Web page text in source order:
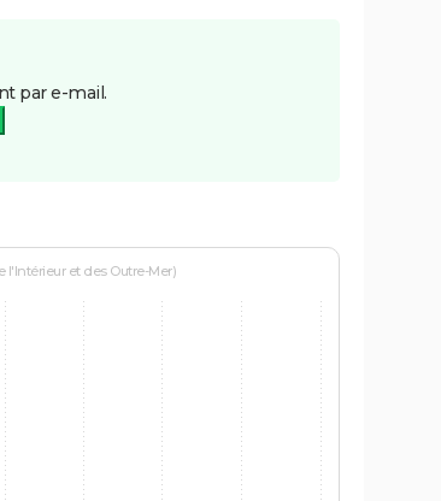
par e-mail.
l'Intérieur et des Outre-Mer)